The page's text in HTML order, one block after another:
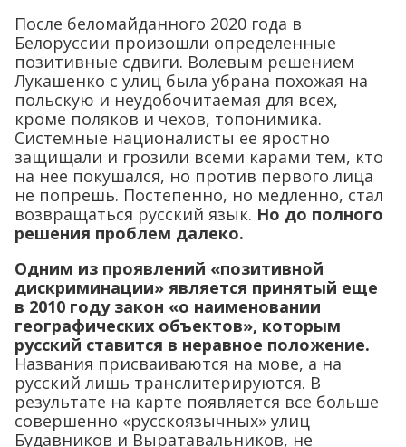
После беломайданного 2020 года в
Белоруссии произошли определенные
позитивные сдвиги. Волевым решением
Лукашенко с улиц была убрана похожая на
польскую и неудобочитаемая для всех,
кроме поляков и чехов, топонимика.
Системные националисты ее яростно
защищали и грозили всеми карами тем, кто
на нее покушался, но против первого лица
не попрешь. Постепенно, но медленно, стал
возвращаться русский язык. Но до полного
решения проблем далеко.
Одним из проявлений «позитивной
дискриминации» является принятый еще
в 2010 году закон «о наименовании
географических объектов», которым
русский ставится в неравное положение.
Названия присваиваются на мове, а на
русский лишь транслитерируются. В
результате на карте появляется все больше
совершенно «русскоязычных» улиц
Будавников и Выратавальников, не